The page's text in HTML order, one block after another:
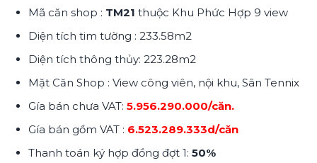
Mã căn shop : TM21 thuộc Khu Phức Hợp 9 view
Diện tích tim tường : 233.58m2
Diện tích thông thủy: 223.28m2
Mặt Căn Shop : View công viên, nội khu, Sân Tennix
Gía bán chưa VAT: 5.956.290.000/căn.
Gía bán gồm VAT : 6.523.289.333d/căn
Thanh toán ký hợp đồng đợt 1: 50%